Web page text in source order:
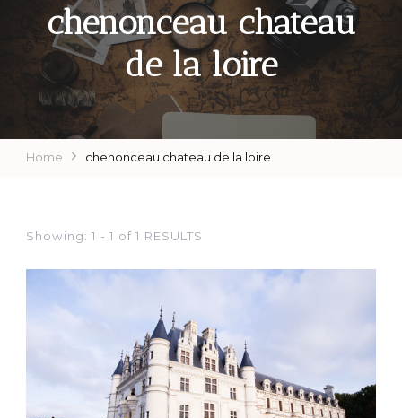
chenonceau chateau
de la loire
Home chenonceau chateau de la loire
Showing: 1 - 1 of 1 RESULTS